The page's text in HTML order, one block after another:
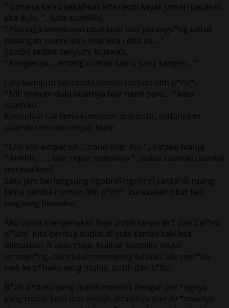
“ Gimana kalau sekali-kali kita reuni kayak jaman pacaran
kita dulu, ” , kata suamiku,
“ Aku juga membawa obat kuat dan perangs*ng untuk
pasangan suami istri, ntar kita coba ya… ”
Sambil sedikit senyum, kujawab,
“ Kangen ya… emang cuman kamu yang kangen… ”
Lalu kamipun bercanda sambil nonton film p*rn*,
“ Nih minum dulu obatnya biar nanti seru… ” kata
suamiku.
Kemudian tak lama kuminum dua butir, sedangkan
suamiku minum empat butir,
“ Lho kok empat sih… nanti over lho ” , kataku manja.
“ Ahhhh… … biar cepat reaksinya ” , balas suamiku sambil
tertawa kecil.
Satu jam berlangsung ngobrol-ngobrol santai di ruang
tamu sambil nonton film p*rn*, kurasakan obat tadi
langsung bereaksi.
Aku cuma mengenakan baju putih tanpa Br* dan Cel*na
d*lam. Kita berdua duduk di sofa sambil kaki kita
diletakkan di atas meja. Kulihat suamiku mulai
terangs*ng, dia mulai memegang lututku lalu mer*ba
naik ke p*haku yang mulus, putih dan s*ksi.
B*ah d*daku yang masih montok dengan put*ngnya
yang masih kecil dan merah diraihnya dan dir*masnya